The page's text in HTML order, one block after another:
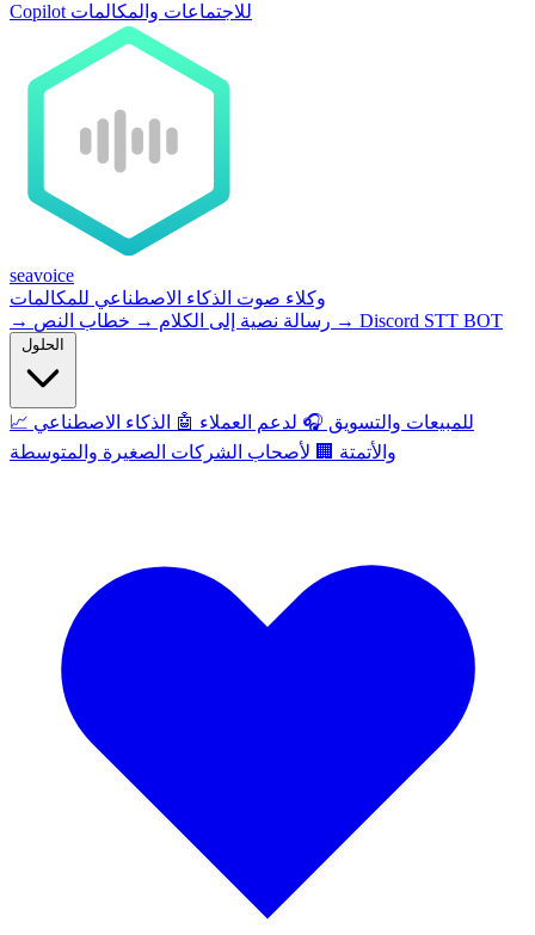
Copilot للاجتماعات والمكالمات
seavoice
وكلاء صوت الذكاء الاصطناعي للمكالمات
→
رسالة نصية إلى الكلام → → Discord STT BOT
📈 للمبيعات والتسويق 🎧 لدعم العملاء 🤖
الذكاء الاصطناعي
والأتمتة 🏢 لأصحاب الشركات الصغيرة والمتوسطة